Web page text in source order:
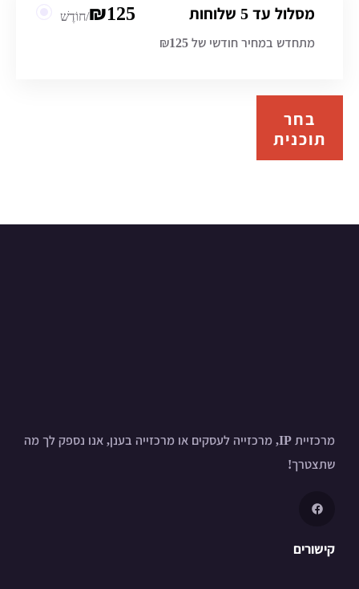
מסלול עד 5 שלוחות ₪125
/חוֹדֶשׁ
מתחדש במחיר חודשי של ₪125
בחר
תוכנית
מרכזיית IP, מרכזייה לעסקים או מרכזייה בענן, אנו נספק לך מה
שתצטרך!
קישורים